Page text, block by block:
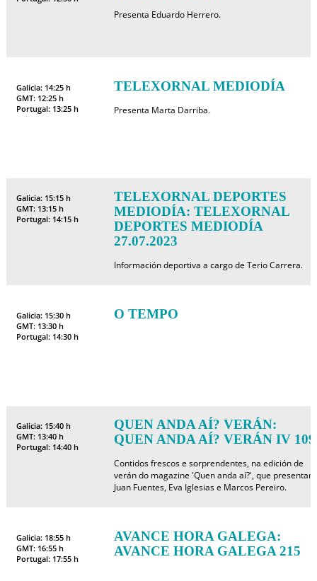
Presenta Eduardo Herrero.
Galicia: 14:25 h
GMT: 12:25 h
Portugal: 13:25 h
TELEXORNAL MEDIODÍA
Presenta Marta Darriba.
Galicia: 15:15 h
GMT: 13:15 h
Portugal: 14:15 h
TELEXORNAL DEPORTES
MEDIODÍA: TELEXORNAL
DEPORTES MEDIODÍA
27.07.2023
Información deportiva a cargo de Terio Carrera.
Galicia: 15:30 h
GMT: 13:30 h
Portugal: 14:30 h
O TEMPO
Galicia: 15:40 h
GMT: 13:40 h
Portugal: 14:40 h
QUEN ANDA AÍ? VERÁN:
QUEN ANDA AÍ? VERÁN IV 109
Contidos frescos e sorprendentes, na edición de
verán do magazine 'Quen anda aí?', que presentan
Juan Fuentes, Eva Iglesias e Marcos Pereiro.
Galicia: 18:55 h
GMT: 16:55 h
Portugal: 17:55 h
AVANCE HORA GALEGA:
AVANCE HORA GALEGA 215